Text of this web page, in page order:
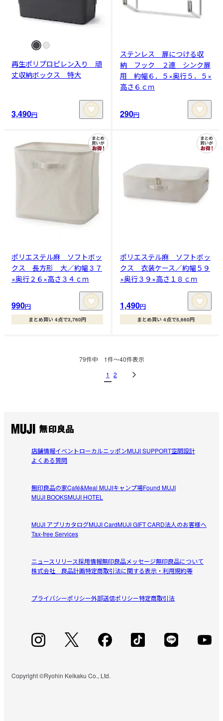
再生ポリプロピレン入り 頑
丈収納ボックス 特大
3,490円
ステンレス 扉につける収
納 フック ２連 シンク扉
用 約幅６．５×奥行５．５×
高さ６ｃｍ
290円
ポリエステル麻 ソフトボッ
クス 長方形 大／約幅３７
×奥行２６×高さ３４ｃｍ
990円
まとめ買い 4点で3,760円
ポリエステル麻 ソフトボッ
クス 衣装ケース／約幅５９
×奥行３９×高さ１８ｃｍ
1,490円
まとめ買い 4点で5,660円
79件中 1件〜40件表示
1 2
店舗情報イベントローカルニッポンMUJI SUPPORT空間設計
よくある質問
無印良品の家Café&Meal MUJIキャンプ場Found MUJI
MUJI BOOKSMUJI HOTEL
MUJI アプリカタログMUJI CardMUJI GIFT CARD法人のお客様へ
Tax-free Services
ニュースリリース採用情報無印良品メッセージ無印良品について
株式会社 良品計画特定商取引法に関する表示・利用規約等
プライバシーポリシー外部送信ポリシー特定商取引法
Copyright ©Ryohin Keikaku Co., Ltd.